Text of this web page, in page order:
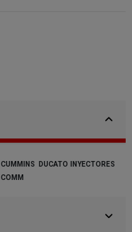
CUMMINS DUCATO
INYECTORES
COMM